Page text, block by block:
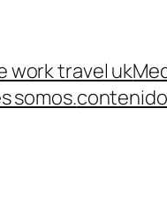
work travel uk
somos.